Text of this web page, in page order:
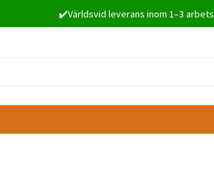
✔️Världsvid leverans inom 1–3